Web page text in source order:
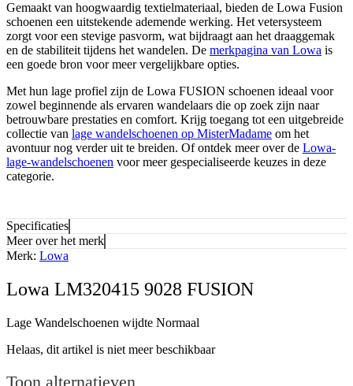
Gemaakt van hoogwaardig textielmateriaal, bieden de Lowa Fusion
schoenen een uitstekende ademende werking. Het vetersysteem
zorgt voor een stevige pasvorm, wat bijdraagt aan het draaggemak
en de stabiliteit tijdens het wandelen. De merkpagina van Lowa is
een goede bron voor meer vergelijkbare opties.
Met hun lage profiel zijn de Lowa FUSION schoenen ideaal voor
zowel beginnende als ervaren wandelaars die op zoek zijn naar
betrouwbare prestaties en comfort. Krijg toegang tot een uitgebreide
collectie van lage wandelschoenen op MisterMadame om het
avontuur nog verder uit te breiden. Of ontdek meer over de Lowa-
lage-wandelschoenen voor meer gespecialiseerde keuzes in deze
categorie.
Specificaties
Meer over het merk
Merk: Lowa
Lowa LM320415 9028 FUSION
Lage Wandelschoenen wijdte Normaal
Helaas, dit artikel is niet meer beschikbaar
Toon alternatieven